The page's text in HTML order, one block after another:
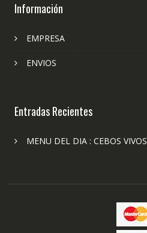
Información
EMPRESA
ENVIOS
Entradas Recientes
MENU DEL DIA : CEBOS VIVOS